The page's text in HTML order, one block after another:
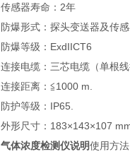
传感器寿命：2年
防爆形式：探头变送器及传感
防爆等级：ExdIICT6
连接电缆：三芯电缆（单根
连接距离：≦1000 m.
防护等级：IP65.
外形尺寸：183×143×107
气体浓度检测仪说明使用方法